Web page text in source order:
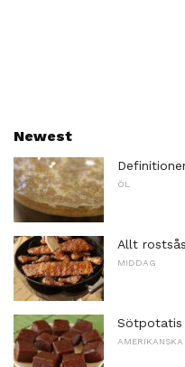
Newest
ÖL
Allt rostsås
MIDDAG
Sötpotatis